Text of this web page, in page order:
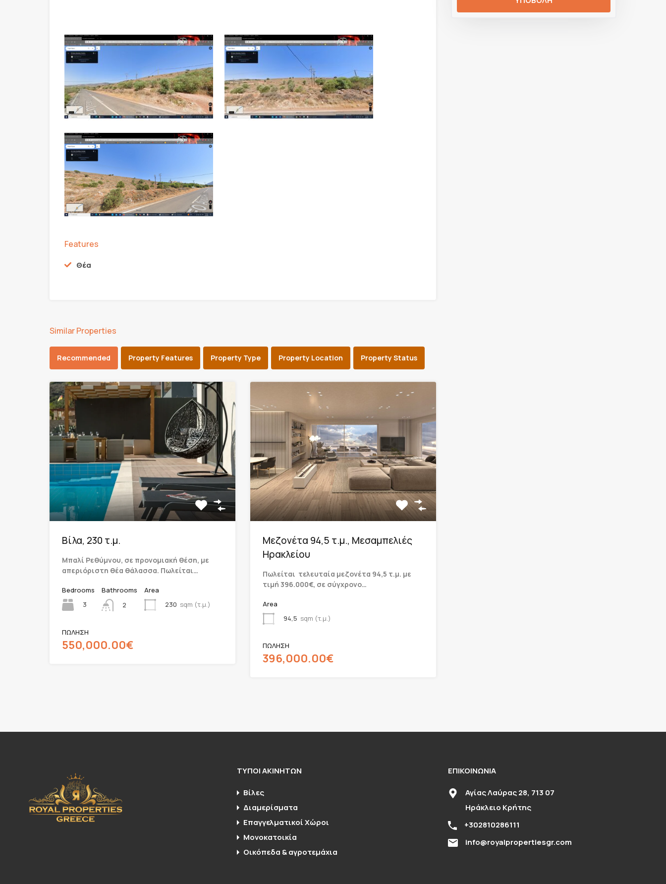
Features
Θέα
Similar Properties
Recommended Property Features Property Type Property Location Property Status
Βίλα, 230 τ.μ.
Μπαλί Ρεθύμνου, σε προνομιακή θέση, με
απεριόριστη θέα θάλασσα. Πωλείται…
Bedrooms
3
Bathrooms
2
Area
230 sqm (τ.μ.)
ΠΩΛΗΣΗ
550,000.00€
Μεζονέτα 94,5 τ.μ., Μεσαμπελιές
Ηρακλείου
Πωλείται τελευταία μεζονέτα 94,5 τ.μ. με
τιμή 396.000€, σε σύγχρονο…
Area
94,5 sqm (τ.μ.)
ΠΩΛΗΣΗ
396,000.00€
ΤΥΠΟΙ ΑΚΙΝΗΤΩΝ
Βίλες
Διαμερίσματα
Επαγγελματικοί Χώροι
Μονοκατοικία
Οικόπεδα & αγροτεμάχια
ΕΠΙΚΟΙΝΩΝΙΑ
Αγίας Λαύρας 28, 713 07
Ηράκλειο Κρήτης
+302810286111
info@royalpropertiesgr.com